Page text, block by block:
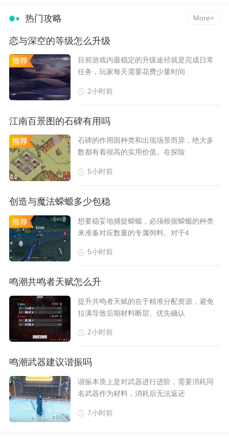
热门攻略 More+
恋与深空的等级怎么升级
​目前游戏内最稳定的升级途径就是完成日常
任务，玩家每天需要花费少量时间
2小时前
江南百景图的石碑有用吗
​石碑的作用因种类和出现场景而异，绝大多
数都有着很高的实用价值。在探险
5小时前
创造与魔法蝾螈多少包稳
想要稳妥地捕捉蝾螈，必须根据蝾螈的种类
来准备对应数量的专属饲料。对于4
5小时前
鸣潮共鸣者天赋怎么升
​提升共鸣者天赋的在于精准分配资源，避免
拉满导致后期材料断层。优先确认
2小时前
鸣潮武器建议谐振吗
​谐振本质上是对武器进行进阶，需要消耗同
名武器作为材料，消耗后无法返还
7小时前